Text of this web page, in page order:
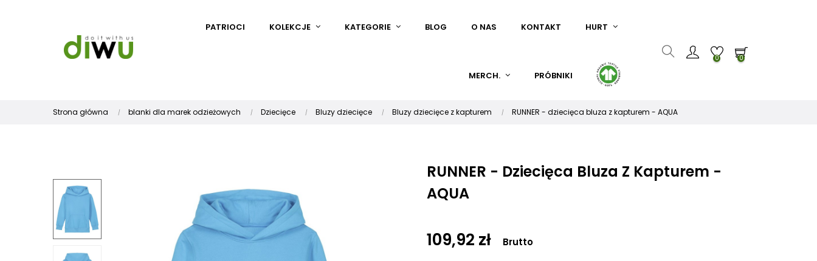
PATRIOCI KOLEKCJE KATEGORIE BLOG O NAS KONTAKT HURT
MERCH. PRÓBNIKI
0 0
Strona główna blanki dla marek odzieżowych Dziecięce Bluzy dziecięce Bluzy dziecięce z kapturem RUNNER - dziecięca bluza z kapturem - AQUA
RUNNER - Dziecięca Bluza Z Kapturem -
AQUA
109,92 zł Brutto